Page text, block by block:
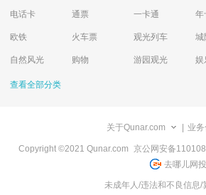
电话卡 通票 一卡通 年
欧铁 火车票 观光列车 城
自然风光 购物 游园观光 娱
查看全部分类
关于Qunar.com 业
Copyright ©2021 Qunar.com 京公网安备
去哪儿网
未成年人/违法和不良信息